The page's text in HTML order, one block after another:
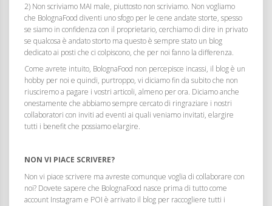
2) Non scriviamo MAI male, piuttosto non scriviamo. Non vogliamo
che BolognaFood diventi uno sfogo per le cene andate storte, spesso
se siamo in confidenza con il proprietario, cerchiamo di dire in privato
se qualcosa è andato storto ma questo è sempre stato un blog
dedicato ai posti che ci colpiscono, che per noi fanno la differenza.
Come avrete intuito, BolognaFood non percepisce incassi, il blog è un
hobby per noi e quindi, purtroppo, vi diciamo fin da subito che non
riusciremo a pagare i vostri articoli, almeno per ora. Diciamo anche
onestamente che abbiamo sempre cercato di ringraziare i nostri
collaboratori con inviti ad eventi ai quali veniamo invitati, elargire
tutti i benefit che possiamo elargire.
NON VI PIACE SCRIVERE?
Non vi piace scrivere ma avreste comunque voglia di collaborare con
noi? Dovete sapere che BolognaFood nasce prima di tutto come
account Instagram e POI è arrivato il blog per raccogliere tutti i